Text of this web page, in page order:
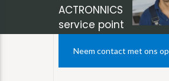
ACTRONNICS
service point
award 2022!
Neem contact met ons op